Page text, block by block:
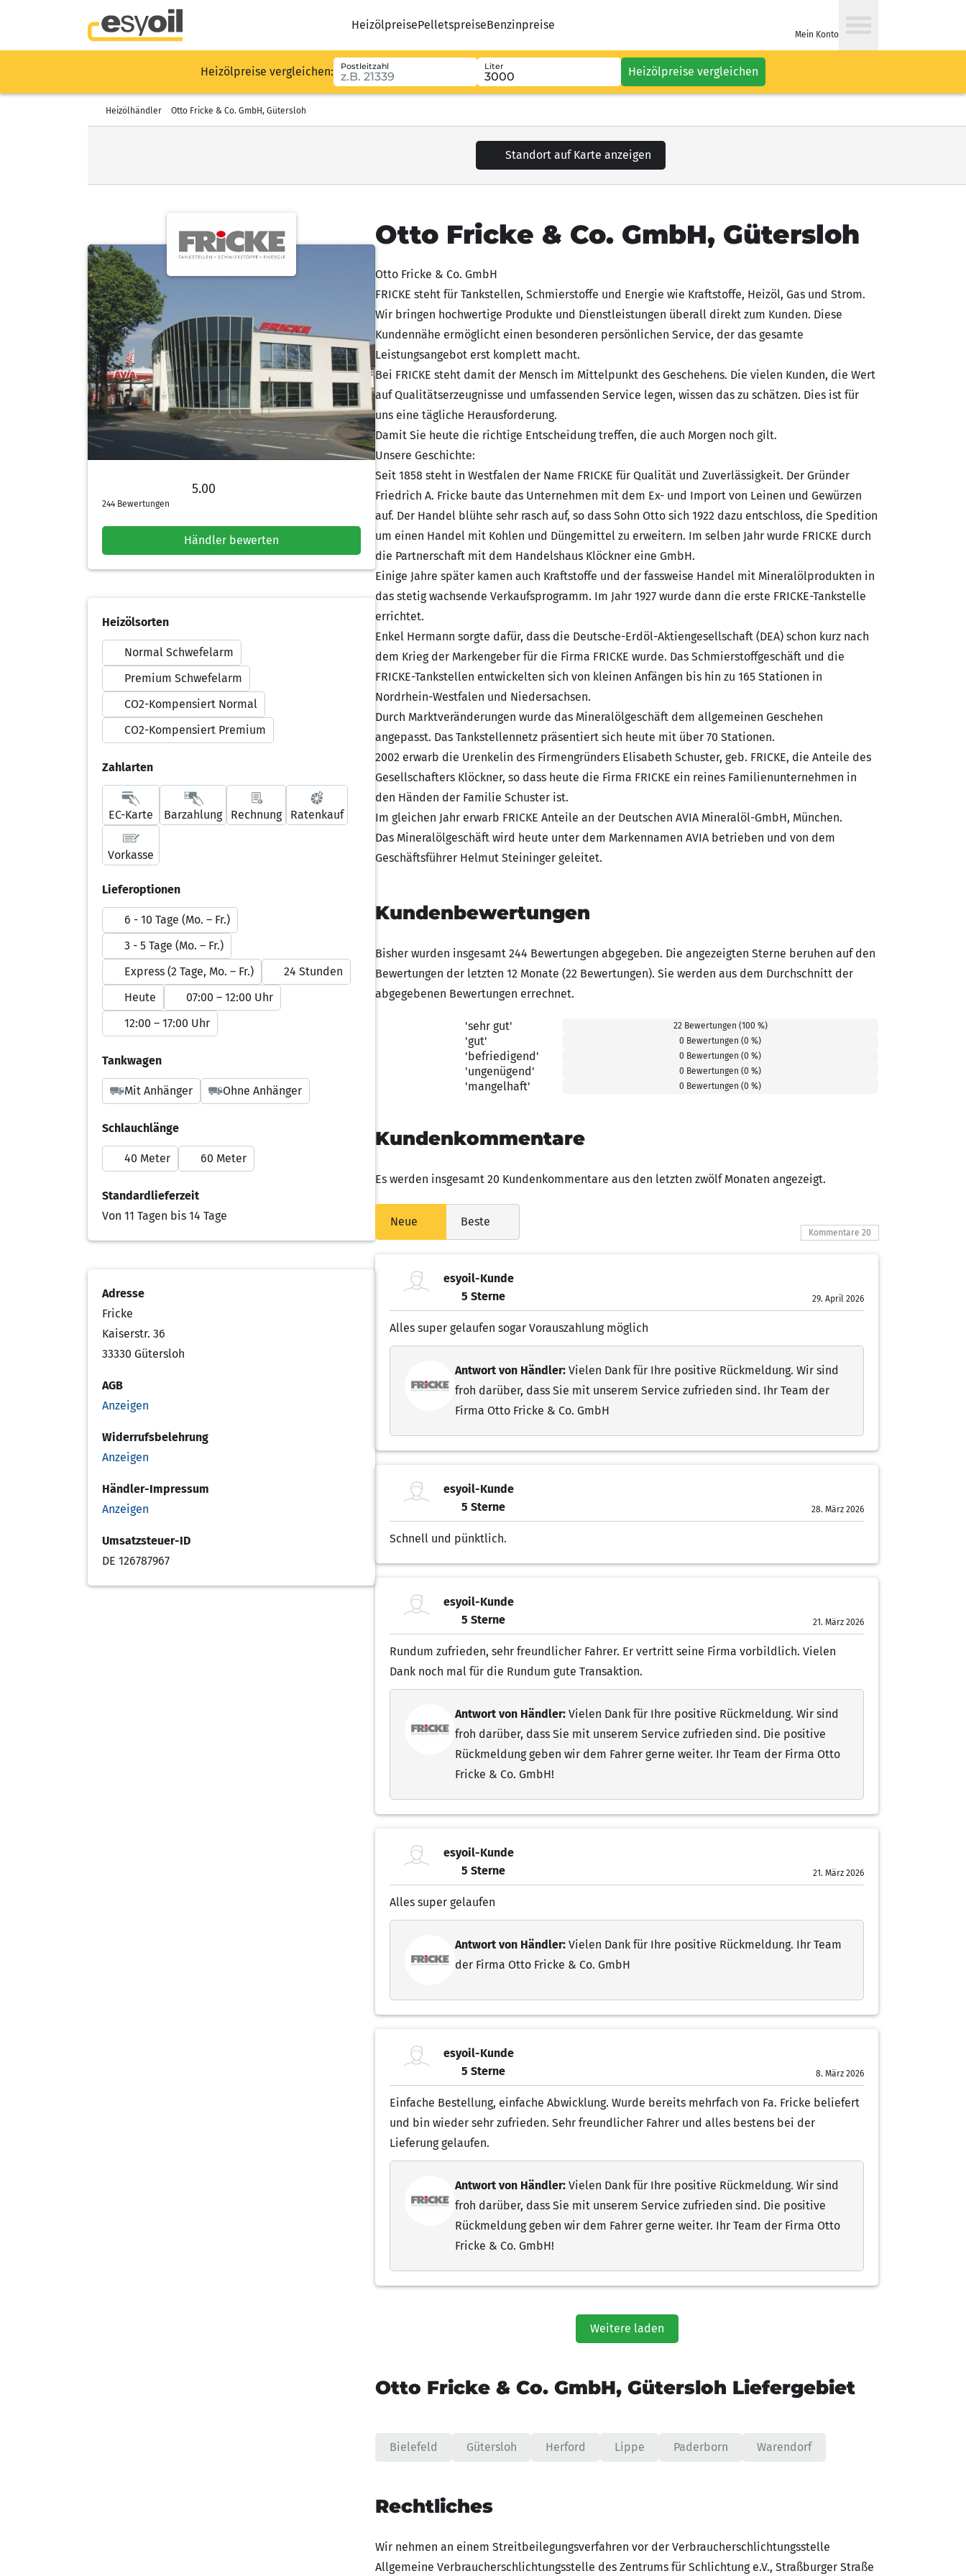
HeizölpreisePelletspreiseBenzinpreise
Mein Konto
Heizölpreise vergleichen: Postleitzahl Liter Heizölpreise vergleichen
Heizölhändler Otto Fricke & Co. GmbH, Gütersloh
Standort auf Karte anzeigen
5.00
5.00 von 5 Sternen
244 Bewertungen
Händler bewerten
Heizölsorten
Normal Schwefelarm
Premium Schwefelarm
CO2-Kompensiert Normal
CO2-Kompensiert Premium
Zahlarten
EC-Karte Barzahlung Rechnung Ratenkauf
Vorkasse
Lieferoptionen
6 - 10 Tage (Mo. – Fr.)
3 - 5 Tage (Mo. – Fr.)
Express (2 Tage, Mo. – Fr.)
24 Stunden
Heute
07:00 – 12:00 Uhr
12:00 – 17:00 Uhr
Tankwagen
Mit Anhänger Ohne Anhänger
Schlauchlänge
40 Meter 60 Meter
Standardlieferzeit
Von 11 Tagen bis 14 Tage
Adresse
Fricke
Kaiserstr. 36
33330 Gütersloh
AGB
Anzeigen
Widerrufsbelehrung
Anzeigen
Händler-Impressum
Anzeigen
Umsatzsteuer-ID
DE 126787967
Otto Fricke & Co. GmbH, Gütersloh
Otto Fricke & Co. GmbH
FRICKE steht für Tankstellen, Schmierstoffe und Energie wie Kraftstoffe, Heizöl, Gas und Strom.
Wir bringen hochwertige Produkte und Dienstleistungen überall direkt zum Kunden. Diese
Kundennähe ermöglicht einen besonderen persönlichen Service, der das gesamte
Leistungsangebot erst komplett macht.
Bei FRICKE steht damit der Mensch im Mittelpunkt des Geschehens. Die vielen Kunden, die Wert
auf Qualitätserzeugnisse und umfassenden Service legen, wissen das zu schätzen. Dies ist für
uns eine tägliche Herausforderung.
Damit Sie heute die richtige Entscheidung treffen, die auch Morgen noch gilt.
Unsere Geschichte:
Seit 1858 steht in Westfalen der Name FRICKE für Qualität und Zuverlässigkeit. Der Gründer
Friedrich A. Fricke baute das Unternehmen mit dem Ex- und Import von Leinen und Gewürzen
auf. Der Handel blühte sehr rasch auf, so dass Sohn Otto sich 1922 dazu entschloss, die Spedition
um einen Handel mit Kohlen und Düngemittel zu erweitern. Im selben Jahr wurde FRICKE durch
die Partnerschaft mit dem Handelshaus Klöckner eine GmbH.
Einige Jahre später kamen auch Kraftstoffe und der fassweise Handel mit Mineralölprodukten in
das stetig wachsende Verkaufsprogramm. Im Jahr 1927 wurde dann die erste FRICKE-Tankstelle
errichtet.
Enkel Hermann sorgte dafür, dass die Deutsche-Erdöl-Aktiengesellschaft (DEA) schon kurz nach
dem Krieg der Markengeber für die Firma FRICKE wurde. Das Schmierstoffgeschäft und die
FRICKE-Tankstellen entwickelten sich von kleinen Anfängen bis hin zu 165 Stationen in
Nordrhein-Westfalen und Niedersachsen.
Durch Marktveränderungen wurde das Mineralölgeschäft dem allgemeinen Geschehen
angepasst. Das Tankstellennetz präsentiert sich heute mit über 70 Stationen.
2002 erwarb die Urenkelin des Firmengründers Elisabeth Schuster, geb. FRICKE, die Anteile des
Gesellschafters Klöckner, so dass heute die Firma FRICKE ein reines Familienunternehmen in
den Händen der Familie Schuster ist.
Im gleichen Jahr erwarb FRICKE Anteile an der Deutschen AVIA Mineralöl-GmbH, München.
Das Mineralölgeschäft wird heute unter dem Markennamen AVIA betrieben und von dem
Geschäftsführer Helmut Steininger geleitet.
Kundenbewertungen
Bisher wurden insgesamt 244 Bewertungen abgegeben. Die angezeigten Sterne beruhen auf den
Bewertungen der letzten 12 Monate (22 Bewertungen). Sie werden aus dem Durchschnitt der
abgegebenen Bewertungen errechnet.
5.00 von 5 Sternen'sehr gut' 22 Bewertungen (100 %)
4.00 von 5 Sternen'gut' 0 Bewertungen (0 %)
3.00 von 5 Sternen'befriedigend' 0 Bewertungen (0 %)
2.00 von 5 Sternen'ungenügend' 0 Bewertungen (0 %)
1.00 von 5 Sternen'mangelhaft' 0 Bewertungen (0 %)
Kundenkommentare
Es werden insgesamt 20 Kundenkommentare aus den letzten zwölf Monaten angezeigt.
Neue Beste
Kommentare 20
esyoil-Kunde
5 Sterne
29. April 2026
Alles super gelaufen sogar Vorauszahlung möglich
Antwort von Händler: Vielen Dank für Ihre positive Rückmeldung. Wir sind
froh darüber, dass Sie mit unserem Service zufrieden sind. Ihr Team der
Firma Otto Fricke & Co. GmbH
esyoil-Kunde
5 Sterne
28. März 2026
Schnell und pünktlich.
esyoil-Kunde
5 Sterne
21. März 2026
Rundum zufrieden, sehr freundlicher Fahrer. Er vertritt seine Firma vorbildlich. Vielen
Dank noch mal für die Rundum gute Transaktion.
Antwort von Händler: Vielen Dank für Ihre positive Rückmeldung. Wir sind
froh darüber, dass Sie mit unserem Service zufrieden sind. Die positive
Rückmeldung geben wir dem Fahrer gerne weiter. Ihr Team der Firma Otto
Fricke & Co. GmbH!
esyoil-Kunde
5 Sterne
21. März 2026
Alles super gelaufen
Antwort von Händler: Vielen Dank für Ihre positive Rückmeldung. Ihr Team
der Firma Otto Fricke & Co. GmbH
esyoil-Kunde
5 Sterne
8. März 2026
Einfache Bestellung, einfache Abwicklung. Wurde bereits mehrfach von Fa. Fricke beliefert
und bin wieder sehr zufrieden. Sehr freundlicher Fahrer und alles bestens bei der
Lieferung gelaufen.
Antwort von Händler: Vielen Dank für Ihre positive Rückmeldung. Wir sind
froh darüber, dass Sie mit unserem Service zufrieden sind. Die positive
Rückmeldung geben wir dem Fahrer gerne weiter. Ihr Team der Firma Otto
Fricke & Co. GmbH!
Weitere laden
Otto Fricke & Co. GmbH, Gütersloh Liefergebiet
Bielefeld Gütersloh Herford Lippe Paderborn Warendorf
Rechtliches
Wir nehmen an einem Streitbeilegungsverfahren vor der Verbraucherschlichtungsstelle
Allgemeine Verbraucherschlichtungsstelle des Zentrums für Schlichtung e.V., Straßburger Straße